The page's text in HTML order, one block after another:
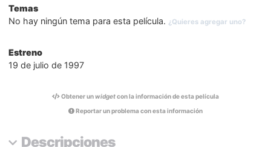
Temas
No hay ningún tema para esta película. ¿Quieres agregar uno?
Estreno
19 de julio de 1997
Obtener unwidgetcon la información de esta película
Reportar un problema con esta información
Descripciones